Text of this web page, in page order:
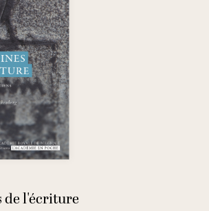
de l'écriture